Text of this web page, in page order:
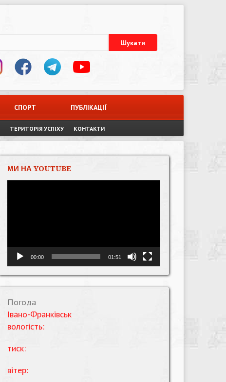
СПОРТ ПУБЛІКАЦІЇ
ТЕРИТОРІЯ УСПІХУ КОНТАКТИ
МИ НА YOUTUBE
00:00 01:51
Погода
Івано-Франківськ
вологість:
тиск:
вітер: